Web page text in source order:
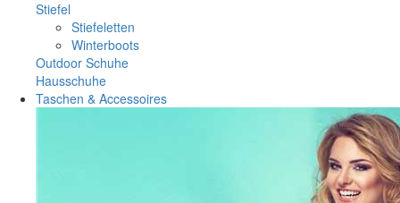
Stiefel
Stiefeletten
Winterboots
Outdoor Schuhe
Hausschuhe
Taschen & Accessoires